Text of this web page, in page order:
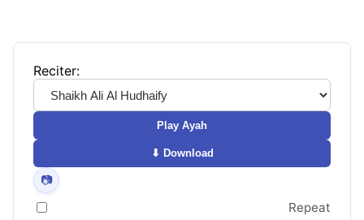
Reciter:
Play Ayah
⬇ Download
📷
Repeat